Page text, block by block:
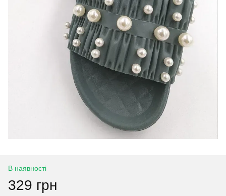
В наявності
329 грн